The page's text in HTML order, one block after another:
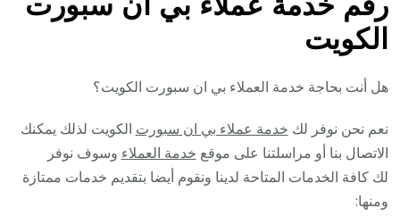
الكويت
هل أنت بحاجة خدمة العملاء بي ان سبورت الكويت؟
نعم نحن نوفر لك خدمة عملاء بي ان سبورت الكويت لذلك يمكنك
الاتصال بنا أو مراسلتنا على موقع خدمة العملاء وسوف نوفر
لك كافة الخدمات المتاحة لدينا ونقوم أيضا بتقديم خدمات ممتازة
ومنها: